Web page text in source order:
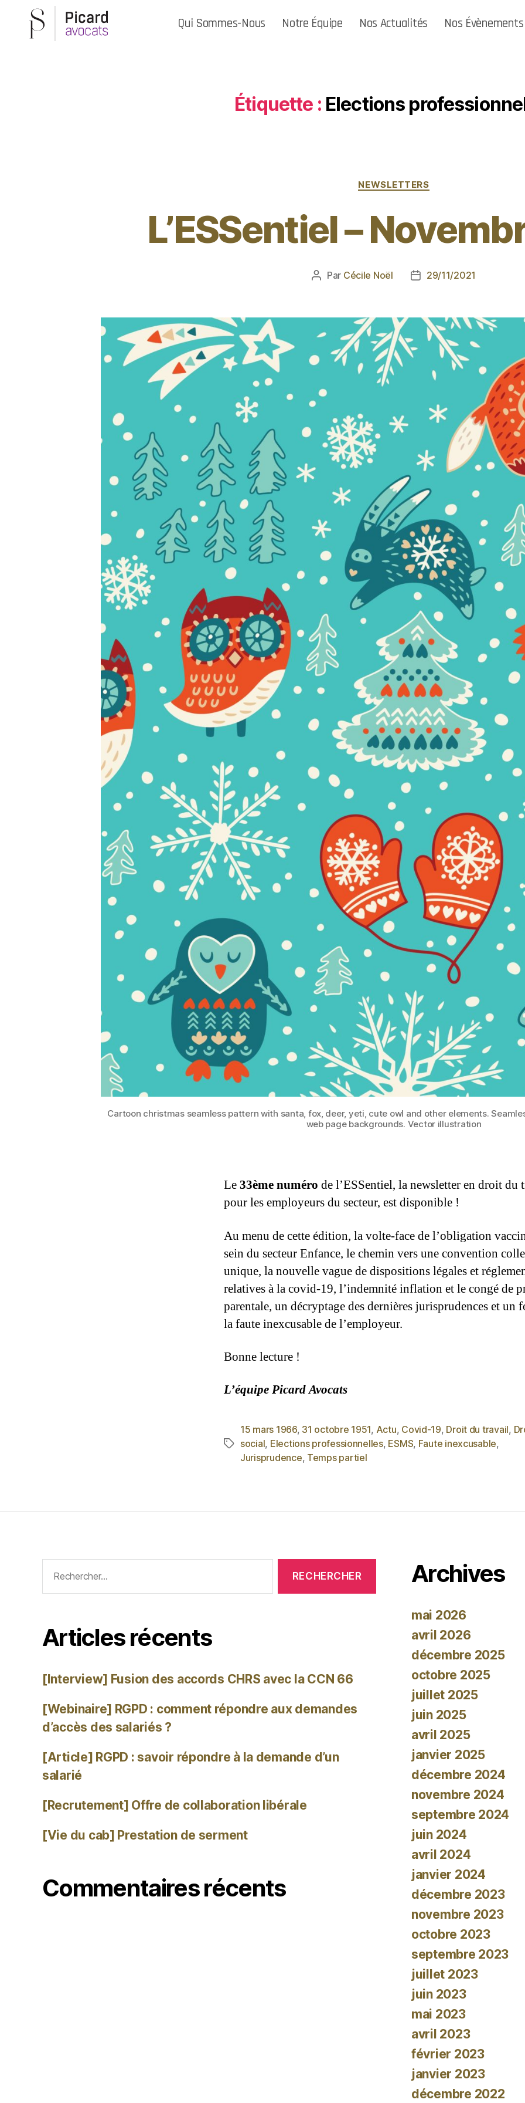
Qui Sommes-Nous Notre Équipe Nos Actualités Nos Évènements
Étiquette : Elections
NEWSLETTERS
L’ESSentiel –
Par Cécile Noël 29/11/2021
Cartoon christmas seamless pattern with santa, fox, deer, yeti, cute owl and other elements.
web page backgrounds. Vector illustration
Le33ème numéro de l’ESSentiel, la newsletter en droit du
pour les employeurs du secteur, est disponible !
Au menu de cette édition, la volte-face de l’obligation
sein du secteur Enfance, le chemin vers une convention
unique, la nouvelle vague de dispositions légales et
relatives à la covid-19, l’indemnité inflation et le congé de
parentale, un décryptage des dernières jurisprudences et un
la faute inexcusable de l’employeur.
Bonne lecture !
L’équipe Picard Avocats
15 mars 1966, 31 octobre 1951, Actu, Covid-19, Droit du travail,
social, Elections professionnelles, ESMS, Faute inexcusable,
Jurisprudence, Temps partiel
Articles récents
[Interview] Fusion des accords CHRS avec la CCN 66
[Webinaire] RGPD : comment répondre aux demandes
d’accès des salariés ?
[Article] RGPD : savoir répondre à la demande d’un
salarié
[Recrutement] Offre de collaboration libérale
[Vie du cab] Prestation de serment
Commentaires récents
Archives
mai 2026
avril 2026
décembre 2025
octobre 2025
juillet 2025
juin 2025
avril 2025
janvier 2025
décembre 2024
novembre 2024
septembre 2024
juin 2024
avril 2024
janvier 2024
décembre 2023
novembre 2023
octobre 2023
septembre 2023
juillet 2023
juin 2023
mai 2023
avril 2023
février 2023
janvier 2023
décembre 2022